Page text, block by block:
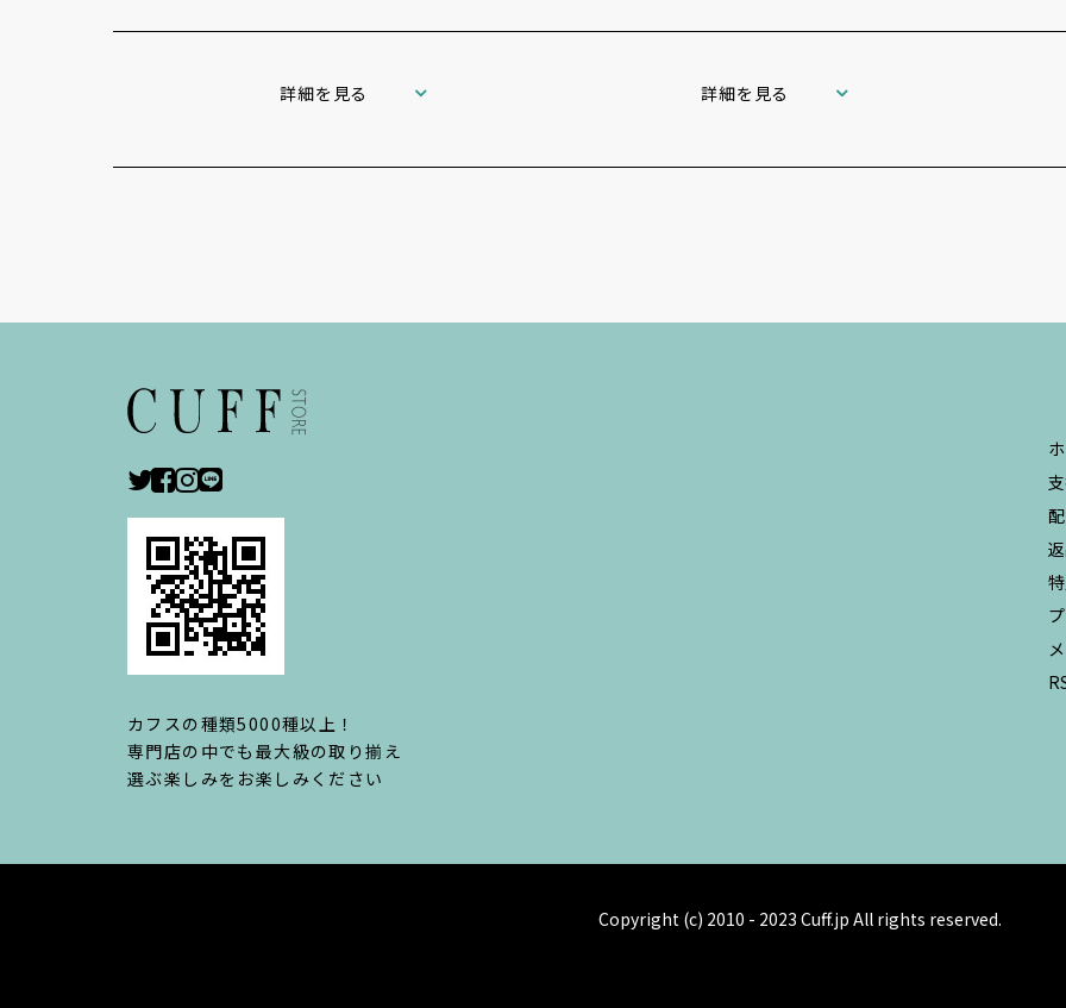
詳細を見る 詳細を見る
カフスの種類5000種以上！
専門店の中でも最大級の取り揃え
選ぶ楽しみをお楽しみください
Copyright (c) 2010 - 2023 Cuff.jp All rights reserved.